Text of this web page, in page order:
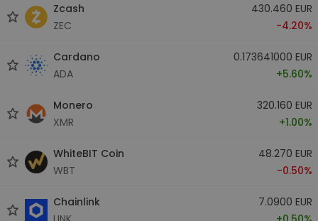
Zcash
ZEC
430.460 EUR
-4.20%
Cardano
ADA
0.173641000 EUR
+5.60%
Monero
XMR
320.160 EUR
+1.00%
WhiteBIT Coin
WBT
48.270 EUR
-0.50%
Chainlink
7.0900 EUR